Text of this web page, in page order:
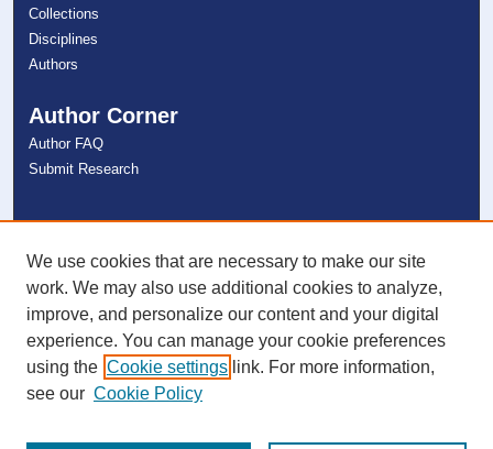
Collections
Disciplines
Authors
Author Corner
Author FAQ
Submit Research
NSU Libraries
Contact Us
Connect with NSU
We use cookies that are necessary to make our site
work. We may also use additional cookies to analyze,
improve, and personalize our content and your digital
experience. You can manage your cookie preferences
using the Cookie settings link. For more information,
see our Cookie Policy